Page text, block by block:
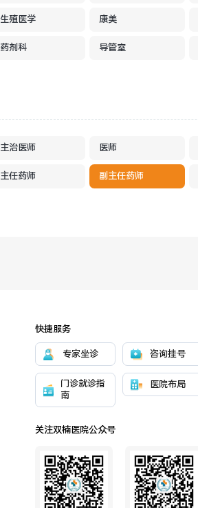
生殖医学 康美
药剂科 导管室
主治医师 医师
主任药师 副主任药师
快捷服务
专家坐诊 咨询挂号
门诊就诊指
南
医院布局
关注双楠医院公众号